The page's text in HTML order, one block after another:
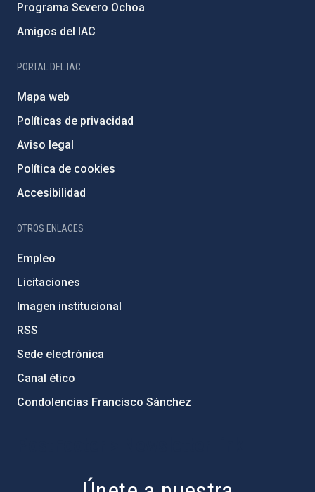
Programa Severo Ochoa
Amigos del IAC
PORTAL DEL IAC
Mapa web
Políticas de privacidad
Aviso legal
Política de cookies
Accesibilidad
OTROS ENLACES
Empleo
Licitaciones
Imagen institucional
RSS
Sede electrónica
Canal ético
Condolencias Francisco Sánchez